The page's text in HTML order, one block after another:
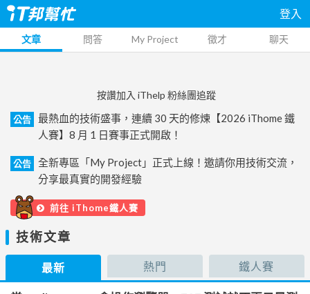
登入
文章 問答 My Project 徵才 聊天
按讚加入 iThelp 粉絲團追蹤
公告
最熱血的技術盛事，連續 30 天的修煉【2026 iThome 鐵
人賽】8 月 1 日賽事正式開啟！
公告
全新專區「My Project」正式上線！邀請你用技術交流，
分享最真實的開發經驗
前往 iThome鐵人賽
技術文章
最新 熱門 鐵人賽